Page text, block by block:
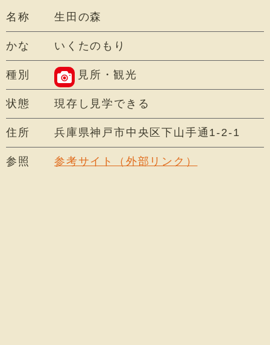
名称 生田の森
かな いくたのもり
種別 見所・観光
状態 現存し見学できる
住所 兵庫県神戸市中央区下山手通1-2-1
参照 参考サイト（外部リンク）